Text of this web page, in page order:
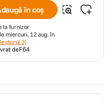
în coș
la furnizor
miercuri, 12 aug. în
3)
deF64